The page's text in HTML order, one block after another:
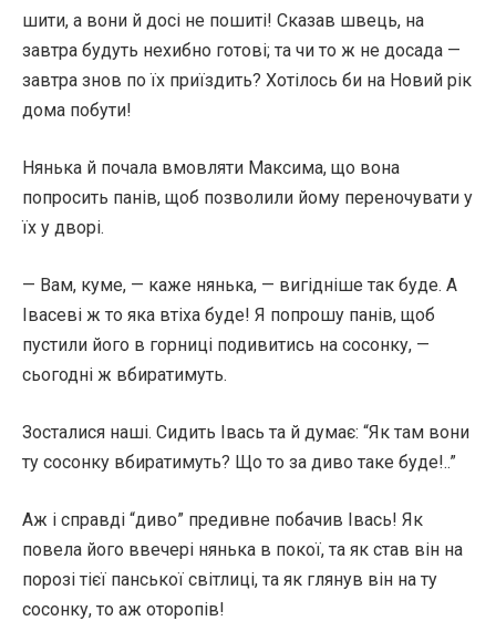
шити, а вони й досі не пошиті! Сказав швець, на
завтра будуть нехибно готові; та чи то ж не досада —
завтра знов по їх приїздить? Хотілось би на Новий рік
дома побути!
Нянька й почала вмовляти Максима, що вона
попросить панів, щоб позволили йому переночувати у
їх у дворі.
— Вам, куме, — каже нянька, — вигідніше так буде. А
Івасеві ж то яка втіха буде! Я попрошу панів, щоб
пустили його в горниці подивитись на сосонку, —
сьогодні ж вбиратимуть.
Зосталися наші. Сидить Івась та й думає: “Як там вони
ту сосонку вбиратимуть? Що то за диво таке буде!..”
Аж і справді “диво” предивне побачив Івась! Як
повела його ввечері нянька в покої, та як став він на
порозі тієї панської світлиці, та як глянув він на ту
сосонку, то аж оторопів!